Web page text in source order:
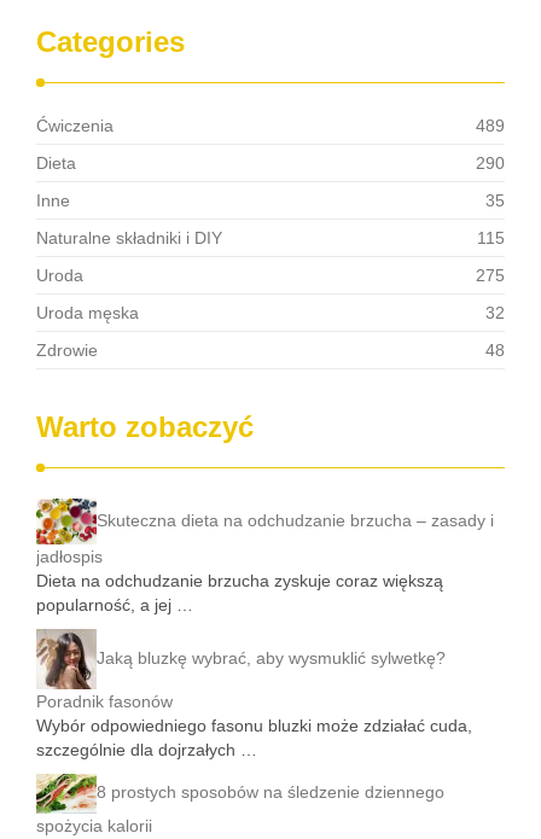
Categories
Ćwiczenia
489
Dieta
290
Inne
35
Naturalne składniki i DIY
115
Uroda
275
Uroda męska
32
Zdrowie
48
Warto zobaczyć
Skuteczna dieta na odchudzanie brzucha – zasady i
jadłospis
Dieta na odchudzanie brzucha zyskuje coraz większą
popularność, a jej …
Jaką bluzkę wybrać, aby wysmuklić sylwetkę?
Poradnik fasonów
Wybór odpowiedniego fasonu bluzki może zdziałać cuda,
szczególnie dla dojrzałych …
8 prostych sposobów na śledzenie dziennego
spożycia kalorii